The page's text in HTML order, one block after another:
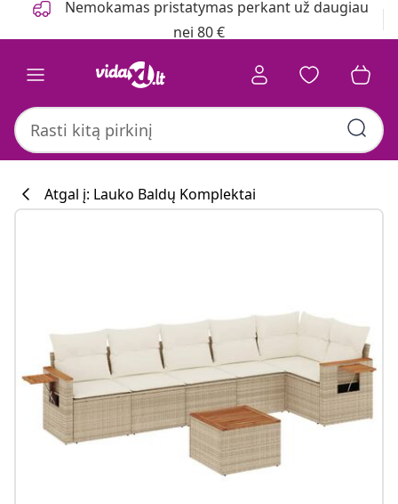
Nemokamas pristatymas perkant už daugiau
nei 80 €
Atgal į: Lauko Baldų Komplektai